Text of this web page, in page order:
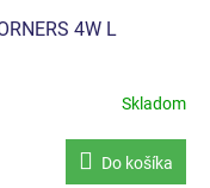
4W L
Skladom
Do košíka